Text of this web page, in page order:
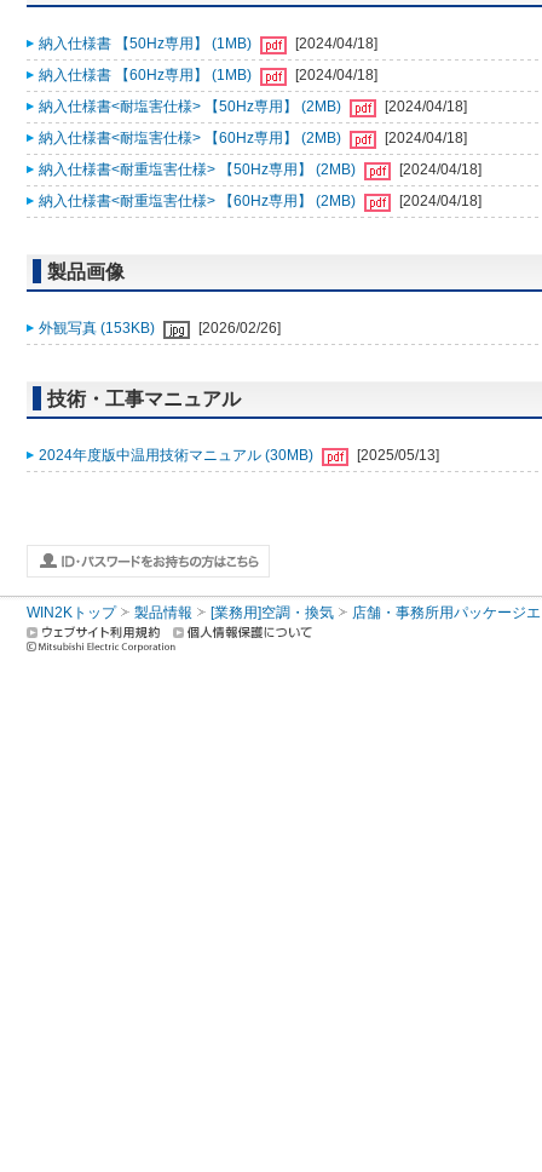
納入仕様書 【50Hz専用】 (1MB)
[2024/04/18]
納入仕様書 【60Hz専用】 (1MB)
[2024/04/18]
納入仕様書<耐塩害仕様> 【50Hz専用】 (2MB)
[2024/04/18]
納入仕様書<耐塩害仕様> 【60Hz専用】 (2MB)
[2024/04/18]
納入仕様書<耐重塩害仕様> 【50Hz専用】 (2MB)
[2024/04/18]
納入仕様書<耐重塩害仕様> 【60Hz専用】 (2MB)
[2024/04/18]
製品画像
外観写真 (153KB) [2026/02/26]
技術・工事マニュアル
2024年度版中温用技術マニュアル (30MB) [2025/05/13]
WIN2Kトップ 製品情報 [業務用]空調・換気 店舗・事務所用パッケージ